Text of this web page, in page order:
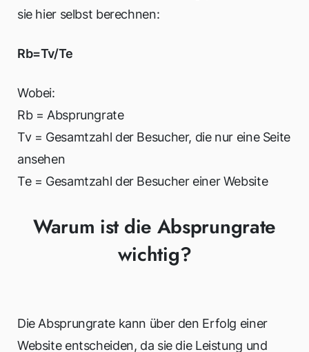
sie hier selbst berechnen:
Rb=Tv/Te
Wobei:
Rb = Absprungrate
Tv = Gesamtzahl der Besucher, die nur eine Seite
ansehen
Te = Gesamtzahl der Besucher einer Website
Warum ist die Absprungrate
wichtig?
Die Absprungrate kann über den Erfolg einer
Website entscheiden, da sie die Leistung und